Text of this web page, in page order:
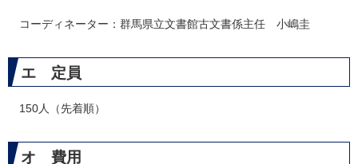
コーディネーター：群馬県立文書館古文書係主任 小嶋圭
エ 定員
150人（先着順）
オ 費用